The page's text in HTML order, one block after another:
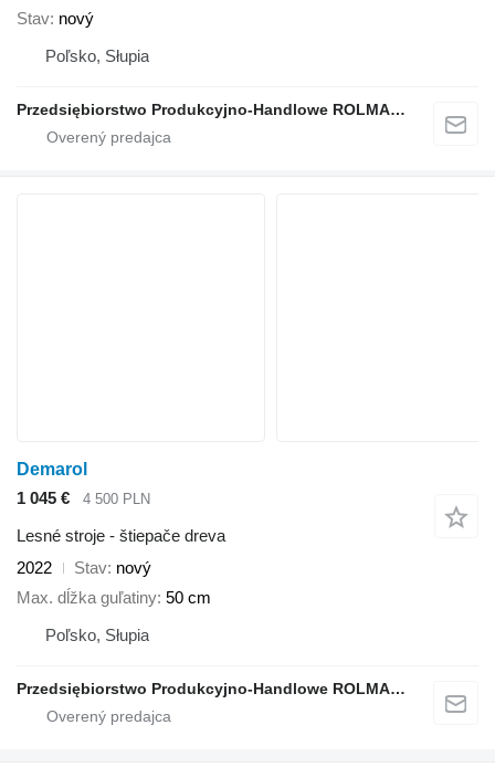
Stav nový
Poľsko, Słupia
Przedsiębiorstwo Produkcyjno-Handlowe ROLMAPOL Marcin Dziekan
Demarol
1 045 €
4 500 PLN
Lesné stroje - štiepače dreva
2022
Stav nový
Max. dĺžka guľatiny 50 cm
Poľsko, Słupia
Przedsiębiorstwo Produkcyjno-Handlowe ROLMAPOL Marcin Dziekan